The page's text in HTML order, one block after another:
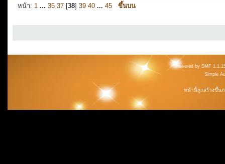
หน้า: 1 ... 36 37 [38] 39 40 ... 45 ขึ้นบน
Powered by SMF
Simple
หน้านี้ถูกสร้างขึ้นภ